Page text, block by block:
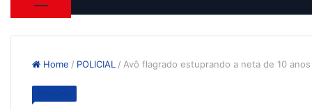
Home / POLICIAL / Avô flagrado estuprando a neta de 10